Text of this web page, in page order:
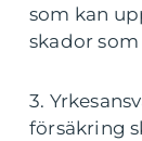
som kan
skador
3.
försäkring